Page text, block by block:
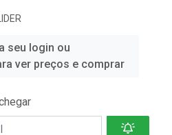
seu login ou
ver preços e comprar